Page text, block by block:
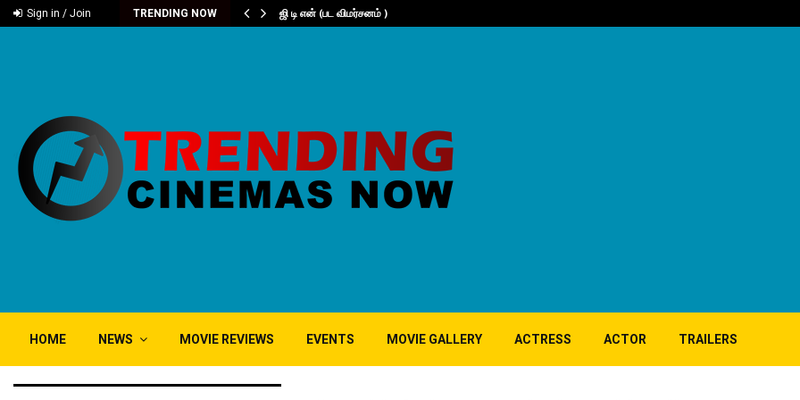
Sign in / Join TRENDING NOW
நூறு… ஜி டி என் (பட விமர்சனம் )
HOME NEWS MOVIE REVIEWS EVENTS MOVIE GALLERY ACTRESS ACTOR TRAILERS